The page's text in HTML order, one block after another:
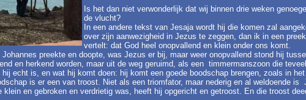
Is het dan niet verwonderlijk dat wij binnen drie weken
de vlucht?
In een andere tekst van Jesaja wordt hij die komen zal
over zijn aanwezigheid in Jezus te zeggen, dan ik in een
vertelt: dat God heel onopvallend en klein onder ons komt.
Johannes preekte en doopte, was Jezus er bij, maar weer onopvallend stond hij
en herkend worden, maar uit de weg geruimd, als een timmermanszoon die
hij echt is, en wat hij komt doen: hij komt een goede boodschap brengen, zoals in
is er een van troost. Niet als een triomfator, maar nederig en al weldoende is
klein en gebroken en verdrietig was, heeft hij opgericht en getroost. En die troost